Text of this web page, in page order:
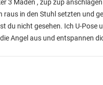
3 Maden , zup zup
raus in den Stuhl setzten und
du nicht gesehen. Ich U-Pose
Angel aus und entspannen